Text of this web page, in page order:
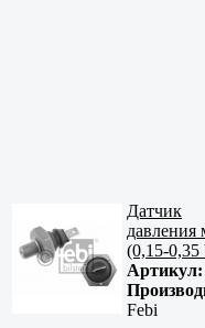
Датчик
давления
(0,15-0,35
Артикул:
Febi